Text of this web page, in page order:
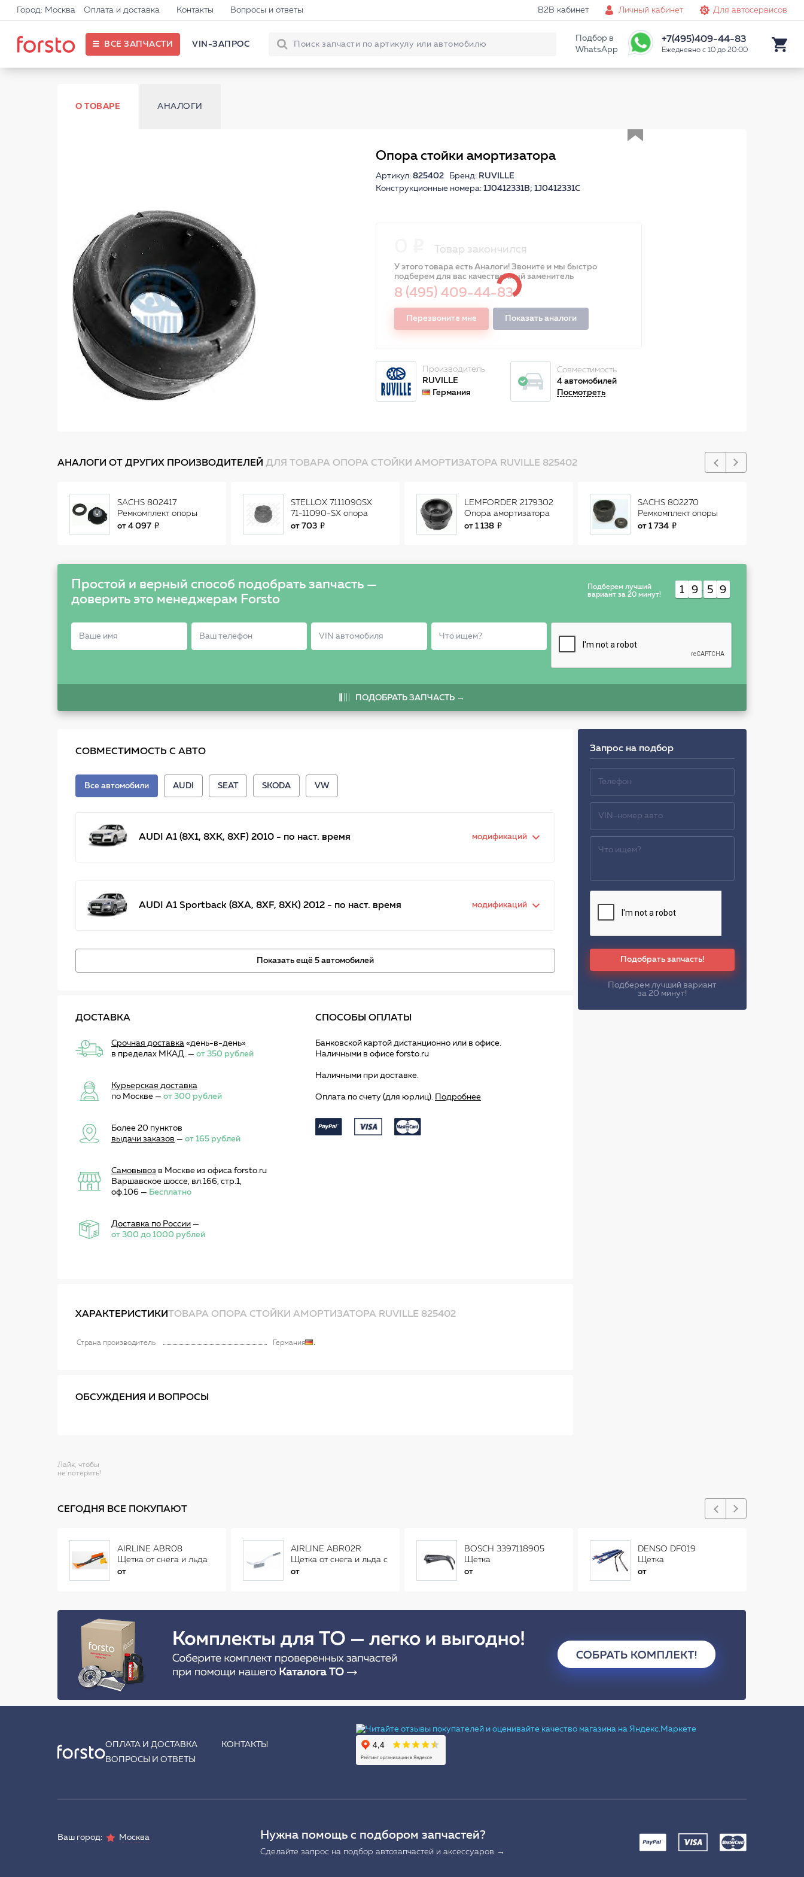
Город: Москва Оплата и доставка Контакты Вопросы и ответы B2B кабинет Личный кабинет Для автосервисов
ВСЕ ЗАПЧАСТИ VIN-ЗАПРОС
Подбор в
WhatsApp
+7(495)409-44-83
Ежедневно с 10 до 20:00
О ТОВАРЕ АНАЛОГИ
Опора стойки амортизатора
Артикул: 825402 Бренд: RUVILLE
Конструкционные номера: 1J0412331B; 1J0412331C
Товар закончился
У этого товара есть Аналоги! Звоните и мы быстро
подберем для вас качественный заменитель
8 (495) 409-44-83
Перезвоните мне Показать аналоги
Производитель
RUVILLE
Германия
Совместимость
4 автомобилей
Посмотреть
АНАЛОГИ ОТ ДРУГИХ ПРОИЗВОДИТЕЛЕЙ ДЛЯ ТОВАРА ОПОРА СТОЙКИ АМОРТИЗАТОРА RUVILLE 825402
SACHS 802417
Ремкомплект опоры
переднего
от 4 097
STELLOX 7111090SX
71-11090-SX опора
амортизатора
от 703
LEMFORDER 2179302
Опора амортизатора
VW POLO SEDAN
от 1 138
SACHS 802270
Ремкомплект опоры
переднего
от 1 734
Простой и верный способ подобрать запчасть —
доверить это менеджерам Forsto
Подберем лучший
вариант за 20 минут!
1 9 : 5 9
ПОДОБРАТЬ ЗАПЧАСТЬ →
СОВМЕСТИМОСТЬ С АВТО
Все автомобили AUDI SEAT SKODA VW
AUDI A1 (8X1, 8XK, 8XF) 2010 - по наст. время модификаций
AUDI A1 Sportback (8XA, 8XF, 8XK) 2012 - по наст. время модификаций
Показать ещё 5 автомобилей
ДОСТАВКА
Срочная доставка «день-в-день»
в пределах МКАД. — от 350 рублей
Курьерская доставка
по Москве — от 300 рублей
Более 20 пунктов
выдачи заказов — от 165 рублей
Самовывоз в Москве из офиса forsto.ru
Варшавское шоссе, вл.166, стр.1,
оф.106 — Бесплатно
Доставка по России —
от 300 до 1000 рублей
СПОСОБЫ ОПЛАТЫ
Банковской картой дистанционно или в офисе.
Наличными в офисе forsto.ru
Наличными при доставке.
Оплата по счету (для юрлиц). Подробнее
ХАРАКТЕРИСТИКИТОВАРА ОПОРА СТОЙКИ АМОРТИЗАТОРА RUVILLE 825402
Страна производитель Германия
ОБСУЖДЕНИЯ И ВОПРОСЫ
Лайк, чтобы
не потерять!
Запрос на подбор
Подобрать запчасть!
Подберем лучший вариант
за 20 минут!
СЕГОДНЯ ВСЕ ПОКУПАЮТ
AIRLINE ABR08
Щетка от снега и льда
(34 см)
от
AIRLINE ABR02R
Щетка от снега и льда с
распушенной щетиной
от
BOSCH 3397118905
Щетка
стеклоочистителя
от
DENSO DF019
Щетка
стеклоочистителя
от
ОПЛАТА И ДОСТАВКА
КОНТАКТЫ
ВОПРОСЫ И ОТВЕТЫ
Ваш город: Москва Нужна помощь с подбором запчастей?
Сделайте запрос на подбор автозапчастей и аксессуаров →